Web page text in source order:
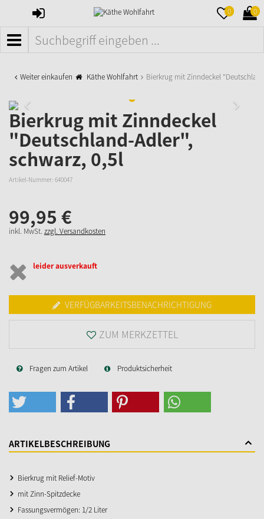
ANMELDEN 0 0
MENÜ
Weiter einkaufen Käthe Wohlfahrt Bierkrug mit Zinndeckel
Bierkrug mit Zinndeckel
"Deutschland-Adler",
schwarz, 0,5l
Artikel-Nummer: 640047
99,95 €
inkl. MwSt. zzgl. Versandkosten
leider ausverkauft
VERFÜGBARKEITSBENACHRICHTIGUNG
ZUM MERKZETTEL
Fragen zum Artikel Produktsicherheit
ARTIKELBESCHREIBUNG
Bierkrug mit Relief-Motiv
mit Zinn-Spitzdecke
Fassungsvermögen: 1/2 Liter